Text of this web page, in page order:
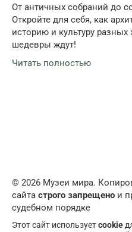
От античных собраний до
Откройте для себя, как
историю и культуру
шедевры ждут!
Читать полностью
© 2026 Музеи мира.
сайта строго запрещено и
судебном порядке
Этот сайт используетcookie